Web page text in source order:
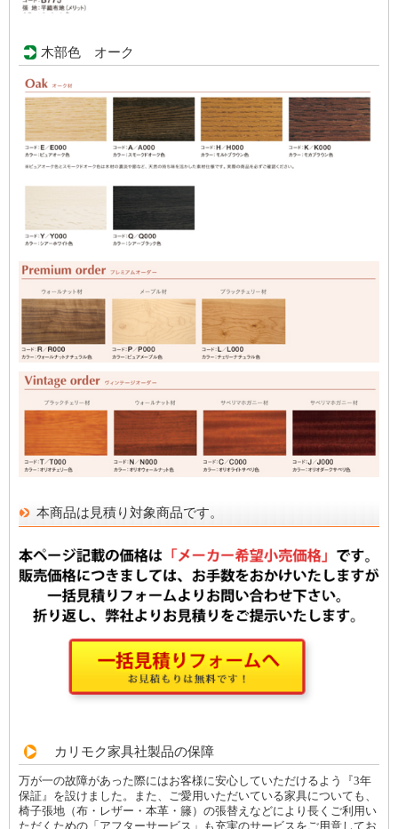
木部色 オーク
本商品は見積り対象商品です。
カリモク家具社製品の保障
万が一の故障があった際にはお客様に安心していただけるよう『3年
保証』を設けました。また、ご愛用いただいている家具についても、
椅子張地（布・レザー・本革・籐）の張替えなどにより長くご利用い